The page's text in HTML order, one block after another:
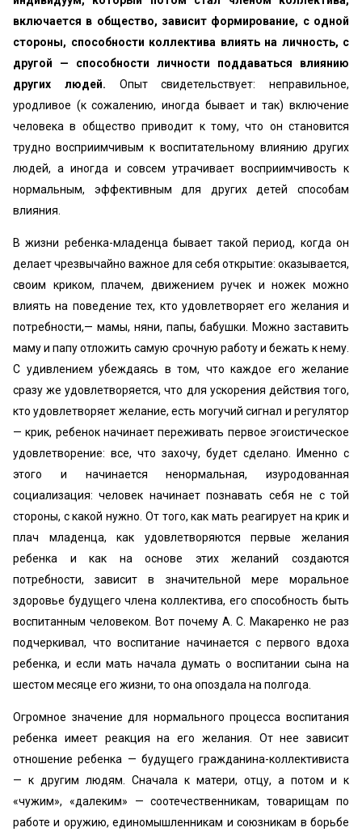
включается в общество, зависит формирование, с одной
стороны, способности коллектива влиять на личность, с
другой — способности личности поддаваться влиянию
других людей. Опыт свидетельствует: неправильное,
уродливое (к сожалению, иногда бывает и так) включение
человека в общество приводит к тому, что он становится
трудно восприимчивым к воспитательному влиянию других
людей, а иногда и совсем утрачивает восприимчивость к
нормальным, эффективным для других детей способам
влияния.
В жизни ребенка-младенца бывает такой период, когда он
делает чрезвычайно важное для себя открытие: оказывается,
своим криком, плачем, движением ручек и ножек можно
влиять на поведение тех, кто удовлетворяет его желания и
потребности,— мамы, няни, папы, бабушки. Можно заставить
маму и папу отложить самую срочную работу и бежать к нему.
С удивлением убеждаясь в том, что каждое его желание
сразу же удовлетворяется, что для ускорения действия того,
кто удовлетворяет желание, есть могучий сигнал и регулятор
— крик, ребенок начинает переживать первое эгоистическое
удовлетворение: все, что захочу, будет сделано. Именно с
этого и начинается ненормальная, изуродованная
социализация: человек начинает познавать себя не с той
стороны, с какой нужно. От того, как мать реагирует на крик и
плач младенца, как удовлетворяются первые желания
ребенка и как на основе этих желаний создаются
потребности, зависит в значительной мере моральное
здоровье будущего члена коллектива, его способность быть
воспитанным человеком. Вот почему А. С. Макаренко не раз
подчеркивал, что воспитание начинается с первого вдоха
ребенка, и если мать начала думать о воспитании сына на
шестом месяце его жизни, то она опоздала на полгода.
Огромное значение для нормального процесса воспитания
ребенка имеет реакция на его желания. От нее зависит
отношение ребенка — будущего гражданина-коллективиста
— к другим людям. Сначала к матери, отцу, а потом и к
«чужим», «далеким» — соотечественникам, товарищам по
работе и оружию, единомышленникам и союзникам в борьбе